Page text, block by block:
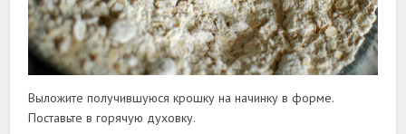
Выложите получившуюся крошку на начинку в форме.
Поставьте в горячую духовку.